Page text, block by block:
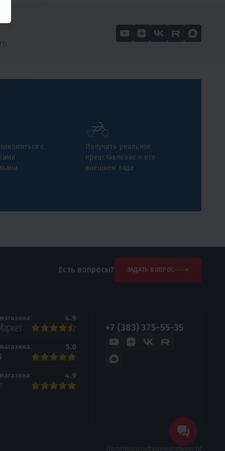
с
Получить реальное
представление о его
внешнем виде
Есть вопросы? ЗАДАТЬ ВОПРОС
4.9
5.0
4.9
+7 (383) 375-55-35